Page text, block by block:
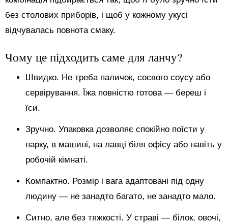
без столових приборів, і щоб у кожному укусі
відчувалась повнота смаку.
Чому це підходить саме для ланчу?
Швидко. Не треба паличок, соєвого соусу або
сервірування. Їжа повністю готова — береш і
їси.
Зручно. Упаковка дозволяє спокійно поїсти у
парку, в машині, на лавці біля офісу або навіть у
робочій кімнаті.
Компактно. Розмір і вага адаптовані під одну
людину — не занадто багато, не занадто мало.
Ситно, але без тяжкості. У страві — білок, овочі,